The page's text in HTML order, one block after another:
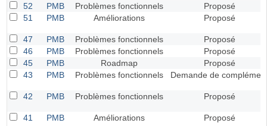
52
PMB Problèmes fonctionnels
Proposé
51
PMB Améliorations Proposé
47 PMB Problèmes fonctionnels
Proposé
46
PMB Problèmes fonctionnels
Proposé
45
PMB Roadmap
Proposé
43
PMB Problèmes fonctionnels Demande de
42 PMB Problèmes fonctionnels Proposé
41 PMB Améliorations Proposé